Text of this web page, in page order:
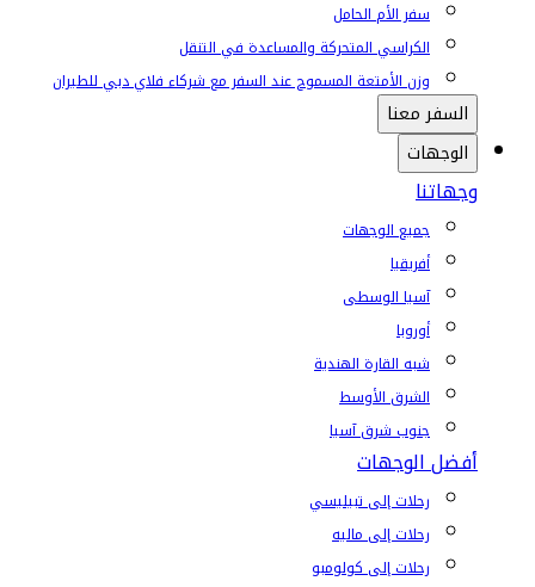
سفر الأم الحامل
الكراسي المتحركة والمساعدة في التنقل
وزن الأمتعة المسموح عند السفر مع شركاء فلاي دبي للطيران
السفر معنا
الوجهات
وجهاتنا
جميع الوجهات
أفريقيا
آسيا الوسطى
أوروبا
شبه القارة الهندية
الشرق الأوسط
جنوب شرق آسيا
أفضل الوجهات
رحلات إلى تبيليسي
رحلات إلى ماليه
رحلات إلى كولومبو